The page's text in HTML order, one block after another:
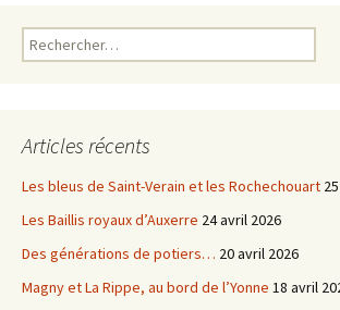
Rechercher :
Articles récents
Les bleus de Saint-Verain et les Rochechouart
Les Baillis royaux d’Auxerre 24 avril 2026
Des générations de potiers… 20 avril 2026
Magny et La Rippe, au bord de l’Yonne 18 avril